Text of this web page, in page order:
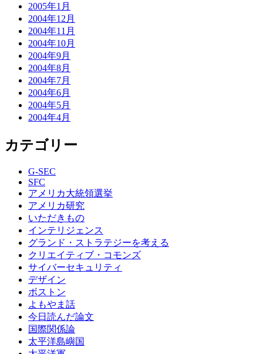
2005年1月
2004年12月
2004年11月
2004年10月
2004年9月
2004年8月
2004年7月
2004年6月
2004年5月
2004年4月
カテゴリー
G-SEC
SFC
アメリカ大統領選挙
アメリカ研究
いただきもの
インテリジェンス
グランド・ストラテジーを考える
クリエイティブ・コモンズ
サイバーセキュリティ
デザイン
ボストン
よもやま話
今日読んだ論文
国際関係論
太平洋島嶼国